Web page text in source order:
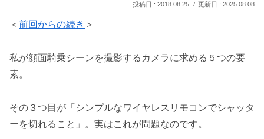
2018.08.25 2025.08.08
＜ 前回からの続き ＞
私が顔面騎乗シーンを撮影するカメラに求める５つの要
素。
その３つ目が「シンプルなワイヤレスリモコンでシャッタ
ーを切れること」。実はこれが問題なのです。